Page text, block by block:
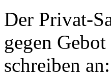
Der Privat-
gegen
schreiben an: